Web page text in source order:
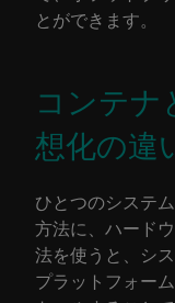
とができます。
コンテナ
想化の違
ひとつのシステ
方法に、ハード
法を使うと、シ
プラットフォー